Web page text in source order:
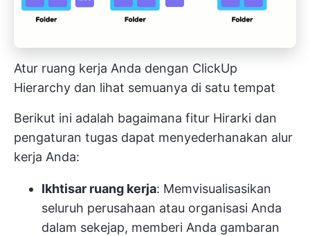
Atur ruang kerja Anda dengan ClickUp
Hierarchy dan lihat semuanya di satu tempat
Berikut ini adalah bagaimana fitur Hirarki dan
pengaturan tugas dapat menyederhanakan alur
kerja Anda:
Ikhtisar ruang kerja: Memvisualisasikan
seluruh perusahaan atau organisasi Anda
dalam sekejap, memberi Anda gambaran